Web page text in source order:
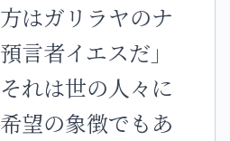
はガリラヤのナ
言者イエスだ」
れは世の人々に
望の象徴でもあ